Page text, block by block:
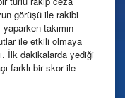
görüşü ile rakibi
takımın
ile etkili olmaya
İlk dakikalarda yediği
farklı bir skor ile